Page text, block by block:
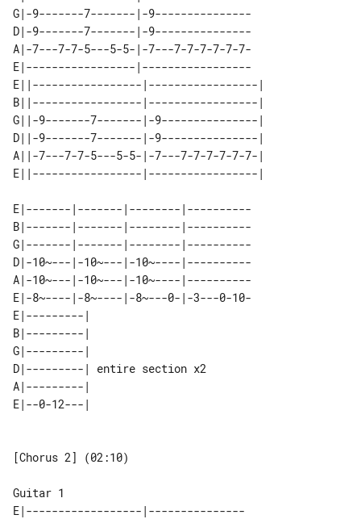
G|-9-------7-------|-9---------------
D|-9-------7-------|-9---------------
A|-7---7-7-5---5-5-|-7---7-7-7-7-7-7-
E|-----------------|-----------------
E||-----------------|-----------------|
B||-----------------|-----------------|
G||-9-------7-------|-9---------------|
D||-9-------7-------|-9---------------|
A||-7---7-7-5---5-5-|-7---7-7-7-7-7-7-|
E|-------|-------|--------|----------
B|-------|-------|--------|----------
G|-------|-------|--------|----------
D|-10~---|-10~---|-10~----|----------
A|-10~---|-10~---|-10~----|----------
E|-8~----|-8~----|-8~---0-|-3---0-10-
E|---------|
B|---------|
G|---------|
D|---------| entire section x2
A|---------|
[Chorus 2] (02:10)
E|------------------|---------------